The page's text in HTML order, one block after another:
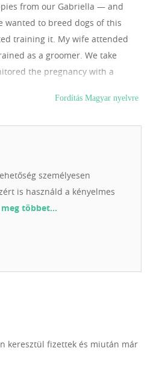
from our Gabriella — and
wanted to breed dogs of this
training it. My wife attended
as a groomer. We take
the pregnancy with a
friendly, have a good
Fordítás Magyar nyelvre
személyesen
is használd a kényelmes
többet…
keresztül fizettek és miután már